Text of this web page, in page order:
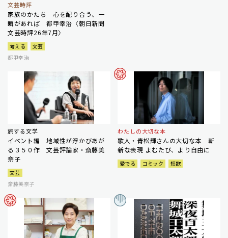
文芸時評
家族のかたち 心を配り合う、一
瞬があれば 都甲幸治〈朝日新聞
文芸時評26年7月〉
考える
文芸
都甲幸治
旅する文学
イベント編 地域性が浮かびあが
る３５０作 文芸評論家・斎藤美
奈子
文芸
斎藤美奈子
わたしの大切な本
歌人・青松輝さんの大切な本 斬
新な表現 よむたび、より自由に
愛でる コミック 短歌